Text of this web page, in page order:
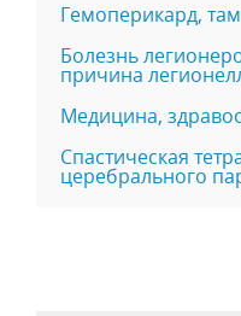
Гемоперикард,
Болезнь
причина
Медицина,
Спастическая
церебрального